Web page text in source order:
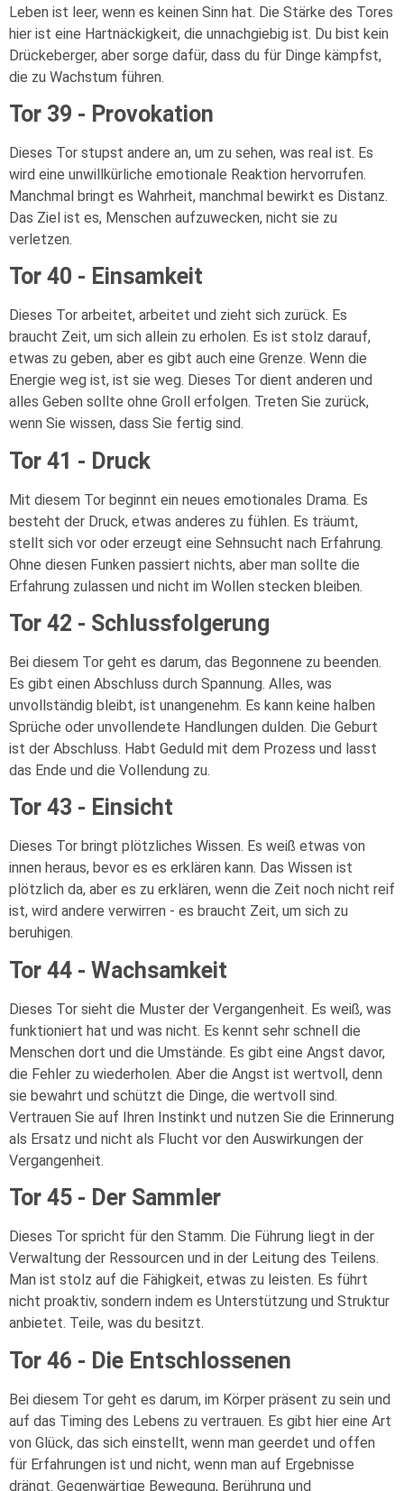
Leben ist leer, wenn es keinen Sinn hat. Die Stärke des Tores
hier ist eine Hartnäckigkeit, die unnachgiebig ist. Du bist kein
Drückeberger, aber sorge dafür, dass du für Dinge kämpfst,
die zu Wachstum führen.
Tor 39 - Provokation
Dieses Tor stupst andere an, um zu sehen, was real ist. Es
wird eine unwillkürliche emotionale Reaktion hervorrufen.
Manchmal bringt es Wahrheit, manchmal bewirkt es Distanz.
Das Ziel ist es, Menschen aufzuwecken, nicht sie zu
verletzen.
Tor 40 - Einsamkeit
Dieses Tor arbeitet, arbeitet und zieht sich zurück. Es
braucht Zeit, um sich allein zu erholen. Es ist stolz darauf,
etwas zu geben, aber es gibt auch eine Grenze. Wenn die
Energie weg ist, ist sie weg. Dieses Tor dient anderen und
alles Geben sollte ohne Groll erfolgen. Treten Sie zurück,
wenn Sie wissen, dass Sie fertig sind.
Tor 41 - Druck
Mit diesem Tor beginnt ein neues emotionales Drama. Es
besteht der Druck, etwas anderes zu fühlen. Es träumt,
stellt sich vor oder erzeugt eine Sehnsucht nach Erfahrung.
Ohne diesen Funken passiert nichts, aber man sollte die
Erfahrung zulassen und nicht im Wollen stecken bleiben.
Tor 42 - Schlussfolgerung
Bei diesem Tor geht es darum, das Begonnene zu beenden.
Es gibt einen Abschluss durch Spannung. Alles, was
unvollständig bleibt, ist unangenehm. Es kann keine halben
Sprüche oder unvollendete Handlungen dulden. Die Geburt
ist der Abschluss. Habt Geduld mit dem Prozess und lasst
das Ende und die Vollendung zu.
Tor 43 - Einsicht
Dieses Tor bringt plötzliches Wissen. Es weiß etwas von
innen heraus, bevor es es erklären kann. Das Wissen ist
plötzlich da, aber es zu erklären, wenn die Zeit noch nicht reif
ist, wird andere verwirren - es braucht Zeit, um sich zu
beruhigen.
Tor 44 - Wachsamkeit
Dieses Tor sieht die Muster der Vergangenheit. Es weiß, was
funktioniert hat und was nicht. Es kennt sehr schnell die
Menschen dort und die Umstände. Es gibt eine Angst davor,
die Fehler zu wiederholen. Aber die Angst ist wertvoll, denn
sie bewahrt und schützt die Dinge, die wertvoll sind.
Vertrauen Sie auf Ihren Instinkt und nutzen Sie die Erinnerung
als Ersatz und nicht als Flucht vor den Auswirkungen der
Vergangenheit.
Tor 45 - Der Sammler
Dieses Tor spricht für den Stamm. Die Führung liegt in der
Verwaltung der Ressourcen und in der Leitung des Teilens.
Man ist stolz auf die Fähigkeit, etwas zu leisten. Es führt
nicht proaktiv, sondern indem es Unterstützung und Struktur
anbietet. Teile, was du besitzt.
Tor 46 - Die Entschlossenen
Bei diesem Tor geht es darum, im Körper präsent zu sein und
auf das Timing des Lebens zu vertrauen. Es gibt hier eine Art
von Glück, das sich einstellt, wenn man geerdet und offen
für Erfahrungen ist und nicht, wenn man auf Ergebnisse
drängt. Gegenwärtige Bewegung, Berührung und